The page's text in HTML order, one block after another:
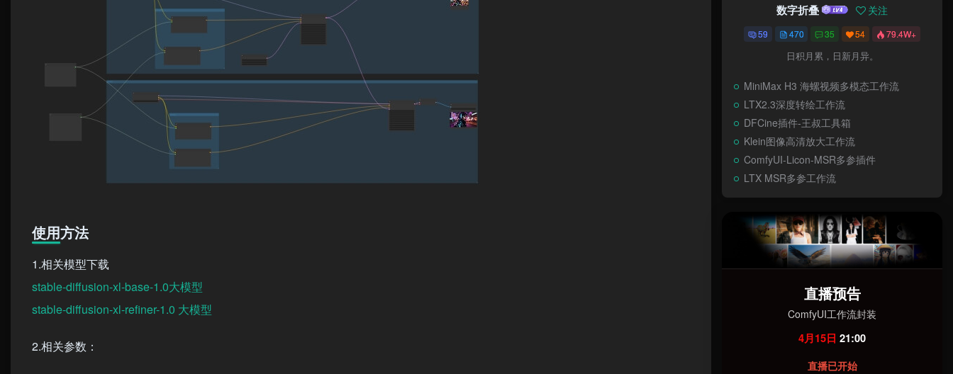
使用方法
1.相关模型下载
stable-diffusion-xl-base-1.0大模型
stable-diffusion-xl-refiner-1.0 大模型
2.相关参数：
数字折叠 关注
59 470 35 54 79.4W+
日积月累，日新月异。
MiniMax H3 海螺视频多模态工作流
LTX2.3深度转绘工作流
DFCine插件-王叔工具箱
Klein图像高清放大工作流
ComfyUI-Licon-MSR多参插件
LTX MSR多参工作流
直播预告
ComfyUI工作流封装
4月15日 21:00
直播已开始